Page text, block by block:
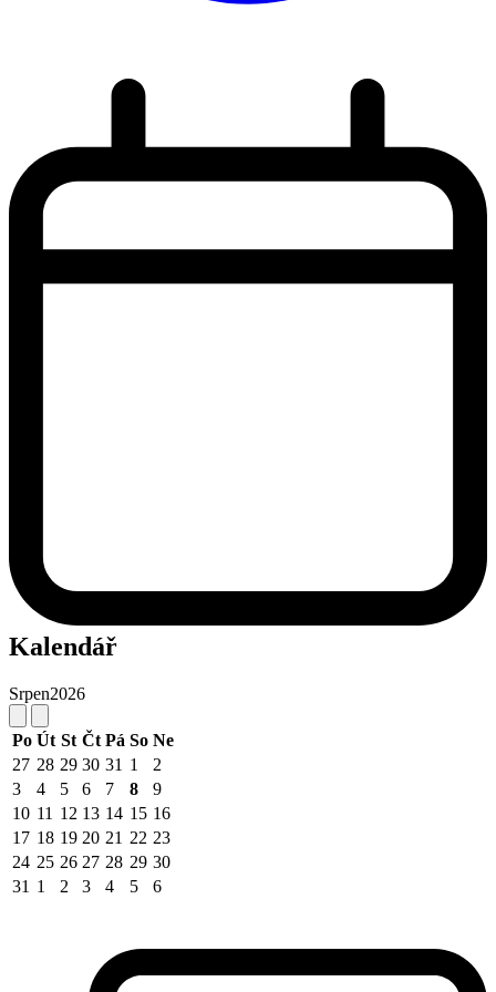
Kalendář
Srpen2026
Po Út St Čt Pá So Ne
27 28 29 30 31 1
2
3
4 5 6 7 8
9
10 11 12 13 14 15 16
17 18 19 20 21 22 23
24 25 26 27 28 29 30
31 1 2 3 4 5 6